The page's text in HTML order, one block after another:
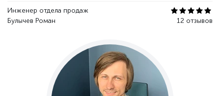
Инженер отдела продаж
Булычев Роман
12 отзывов